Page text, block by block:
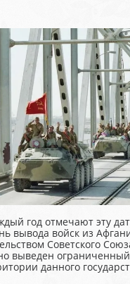
год отмечают эту
вывода войск из
Советского
выведен
данного